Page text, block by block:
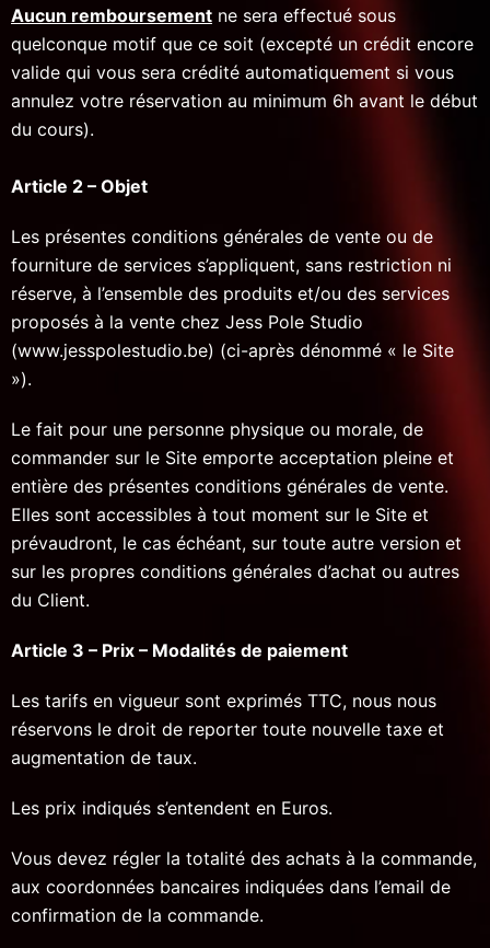
Aucun remboursement ne sera effectué sous
quelconque motif que ce soit (excepté un crédit encore
valide qui vous sera crédité automatiquement si vous
annulez votre réservation au minimum 6h avant le début
du cours).
Article 2 – Objet
Les présentes conditions générales de vente ou de
fourniture de services s’appliquent, sans restriction ni
réserve, à l’ensemble des produits et/ou des services
proposés à la vente chez Jess Pole Studio
(www.jesspolestudio.be) (ci-après dénommé « le Site
»).
Le fait pour une personne physique ou morale, de
commander sur le Site emporte acceptation pleine et
entière des présentes conditions générales de vente.
Elles sont accessibles à tout moment sur le Site et
prévaudront, le cas échéant, sur toute autre version et
sur les propres conditions générales d’achat ou autres
du Client.
Article 3 – Prix – Modalités de paiement
Les tarifs en vigueur sont exprimés TTC, nous nous
réservons le droit de reporter toute nouvelle taxe et
augmentation de taux.
Les prix indiqués s’entendent en Euros.
Vous devez régler la totalité des achats à la commande,
aux coordonnées bancaires indiquées dans l’email de
confirmation de la commande.